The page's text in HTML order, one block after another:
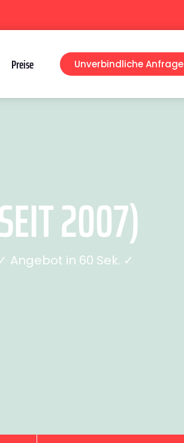
Preise Unverbindliche Anfrage
2007)
Angebot in 60 Sek. ✓